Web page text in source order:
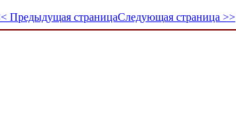
Предыдущая страницаСледующая страница >>